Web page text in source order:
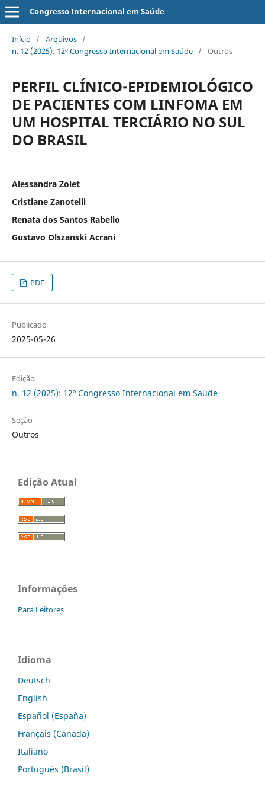
Congresso Internacional em Saúde
Início / Arquivos /
n. 12 (2025): 12º Congresso Internacional em Saúde / Outros
PERFIL CLÍNICO-EPIDEMIOLÓGICO
DE PACIENTES COM LINFOMA EM
UM HOSPITAL TERCIÁRIO NO SUL
DO BRASIL
Alessandra Zolet
Cristiane Zanotelli
Renata dos Santos Rabello
Gustavo Olszanski Acrani
PDF
Publicado
2025-05-26
Edição
n. 12 (2025): 12º Congresso Internacional em Saúde
Seção
Outros
Edição Atual
Informações
Para Leitores
Idioma
Deutsch
English
Español (España)
Français (Canada)
Italiano
Português (Brasil)